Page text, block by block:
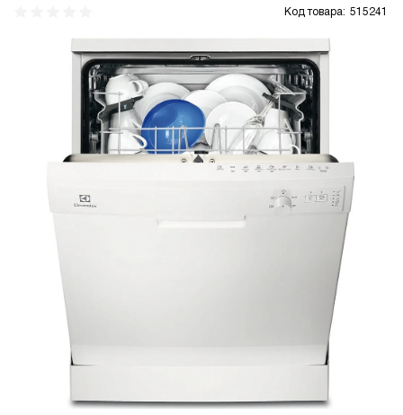
Код товара: 515241